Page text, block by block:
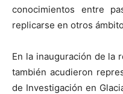
conocimientos entre
replicarse en otros
En la inauguración de la
también acudieron
de Investigación en